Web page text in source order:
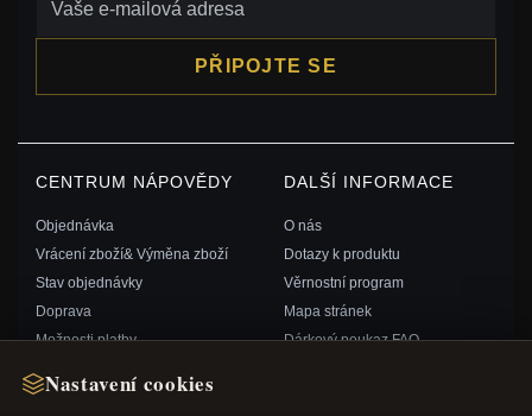
Nastavení cookies
PŘIPOJTE SE
CENTRUM NÁPOVĚDY
Objednávka
Vrácení zboží& Výměna zboží
Stav objednávky
Doprava
Možnosti platby
Kontaktujte nás
DALŠÍ INFORMACE
O nás
Dotazy k produktu
Věrnostní program
Mapa stránek
Dárkový poukaz FAQ